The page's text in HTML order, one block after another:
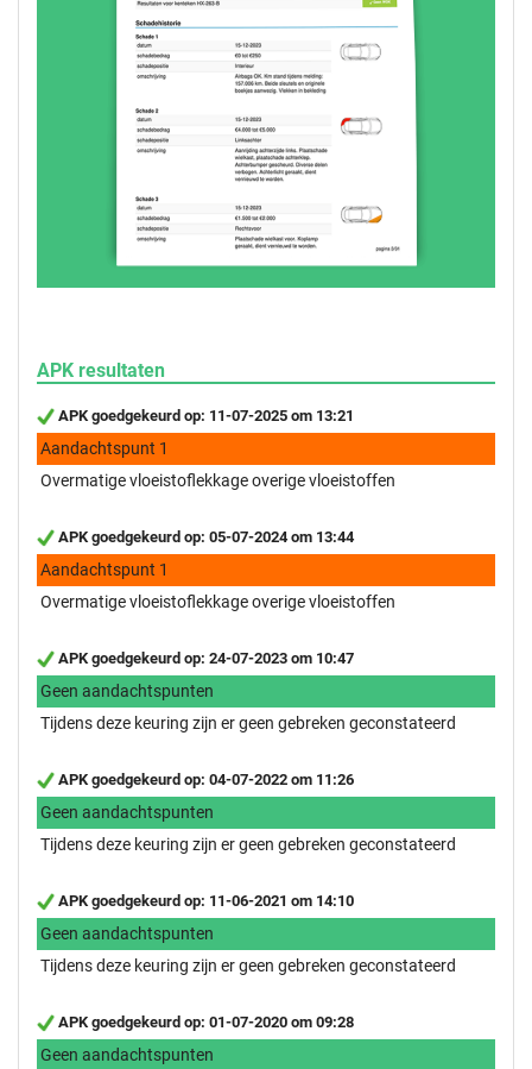
APK resultaten
APK goedgekeurd op: 11-07-2025 om 13:21
Aandachtspunt 1
Overmatige vloeistoflekkage overige vloeistoffen
APK goedgekeurd op: 05-07-2024 om 13:44
Aandachtspunt 1
Overmatige vloeistoflekkage overige vloeistoffen
APK goedgekeurd op: 24-07-2023 om 10:47
Geen aandachtspunten
Tijdens deze keuring zijn er geen gebreken geconstateerd
APK goedgekeurd op: 04-07-2022 om 11:26
Geen aandachtspunten
Tijdens deze keuring zijn er geen gebreken geconstateerd
APK goedgekeurd op: 11-06-2021 om 14:10
Geen aandachtspunten
Tijdens deze keuring zijn er geen gebreken geconstateerd
APK goedgekeurd op: 01-07-2020 om 09:28
Geen aandachtspunten